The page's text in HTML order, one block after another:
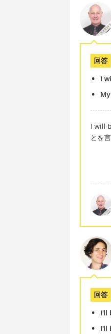
回答
I
I will
とを
回答
I'll
I'll